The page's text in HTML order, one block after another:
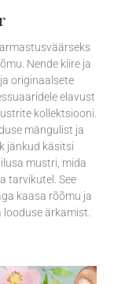
Nende kiire ja
originaalsete
elavust
kollektsiooni.
mängulist ja
jänkud käsitsi
mustri, mida
tarvikutel. See
kaasa rõõmu ja
ärkamist.